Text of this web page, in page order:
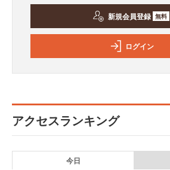
新規会員登録 無料
ログイン
アクセスランキング
今日